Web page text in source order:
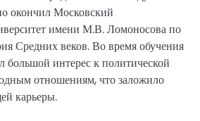
окончил Московский
имени М.В. Ломоносова по
Средних веков. Во время обучения
большой интерес к политической
отношениям, что заложило
карьеры.